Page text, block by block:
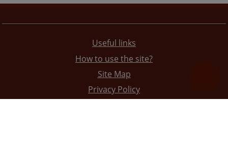
Useful links
How to use the site?
Site Map
Privacy Policy